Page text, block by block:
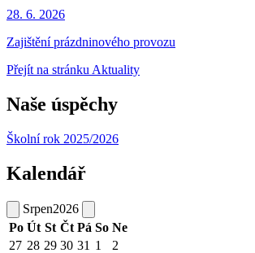
28. 6. 2026
Zajištění prázdninového provozu
Přejít na stránku Aktuality
Naše úspěchy
Školní rok 2025/2026
Kalendář
Srpen2026
Po Út St Čt Pá So Ne
27 28 29 30 31 1
2